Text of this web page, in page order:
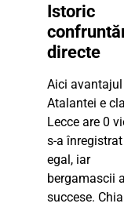
Istoric
directe
Aici avantajul
Atalantei e
Lecce are 0
s-a înregistrat
egal, iar
bergamascii
succese.